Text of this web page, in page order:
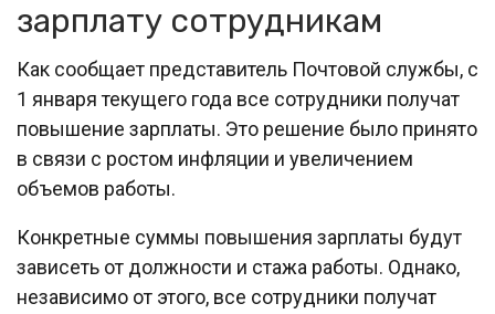
зарплату сотрудникам
Как сообщает представитель Почтовой службы, с
1 января текущего года все сотрудники получат
повышение зарплаты. Это решение было принято
в связи с ростом инфляции и увеличением
объемов работы.
Конкретные суммы повышения зарплаты будут
зависеть от должности и стажа работы. Однако,
независимо от этого, все сотрудники получат